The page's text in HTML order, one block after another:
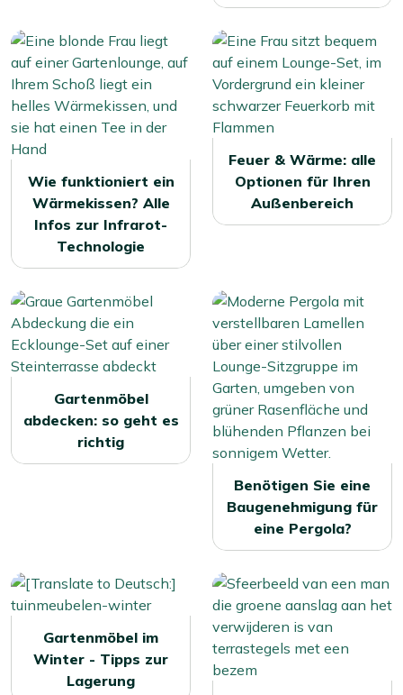
Wie funktioniert ein
Wärmekissen? Alle
Infos zur Infrarot-
Technologie
Feuer & Wärme: alle
Optionen für Ihren
Außenbereich
Gartenmöbel
abdecken: so geht es
richtig
Benötigen Sie eine
Baugenehmigung für
eine Pergola?
Gartenmöbel im
Winter - Tipps zur
Lagerung